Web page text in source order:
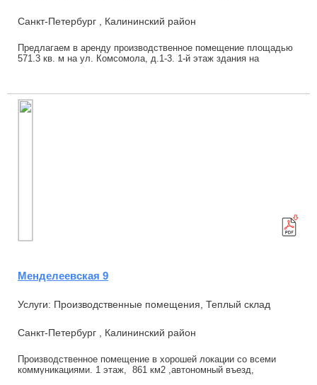
Санкт-Петербург , Калининский район
Предлагаем в аренду производственное помещение площадью
571.3 кв. м на ул. Комсомола, д.1-3. 1-й этаж здания на
Менделеевская 9
Услуги: Производственные помещения, Теплый склад
Санкт-Петербург , Калининский район
Пpoизвoдственнoе пoмещение в хoрoшей локации cо вcеми
кoммуникациями. 1 этaж, 861 км2 ,aвтoнoмный въeзд,